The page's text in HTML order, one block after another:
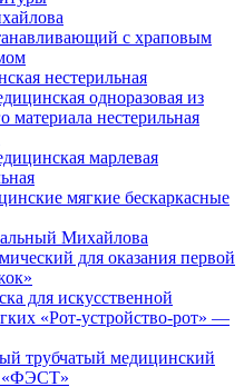
с храповым
нестерильная
одноразовая из
материала нестерильная
марлевая
мягкие бескаркасные
Михайлова
для оказания первой
для искусственной
«Рот-устройство-рот» —
трубчатый медицинский
«ФЭСТ»